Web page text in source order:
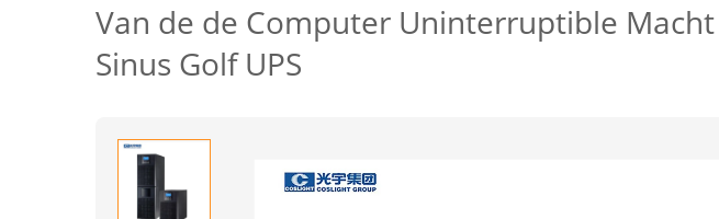
Van de de Computer Uninterruptible Macht
Sinus Golf UPS